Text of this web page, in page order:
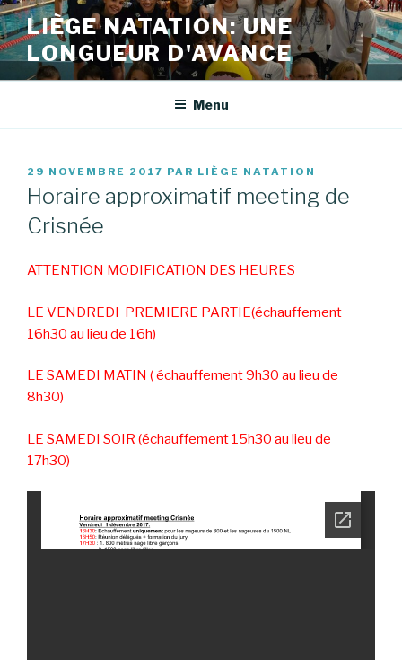
Aller
au
contenu
principal
LIÈGE NATATION: UNE
LONGUEUR D'AVANCE
Menu
PUBLIÉ
LE
29 NOVEMBRE 2017 PAR LIÈGE NATATION
Horaire approximatif meeting de
Crisnée
ATTENTION MODIFICATION DES HEURES
LE VENDREDI PREMIERE PARTIE(échauffement
16h30 au lieu de 16h)
LE SAMEDI MATIN ( échauffement 9h30 au lieu de
8h30)
LE SAMEDI SOIR (échauffement 15h30 au lieu de
17h30)